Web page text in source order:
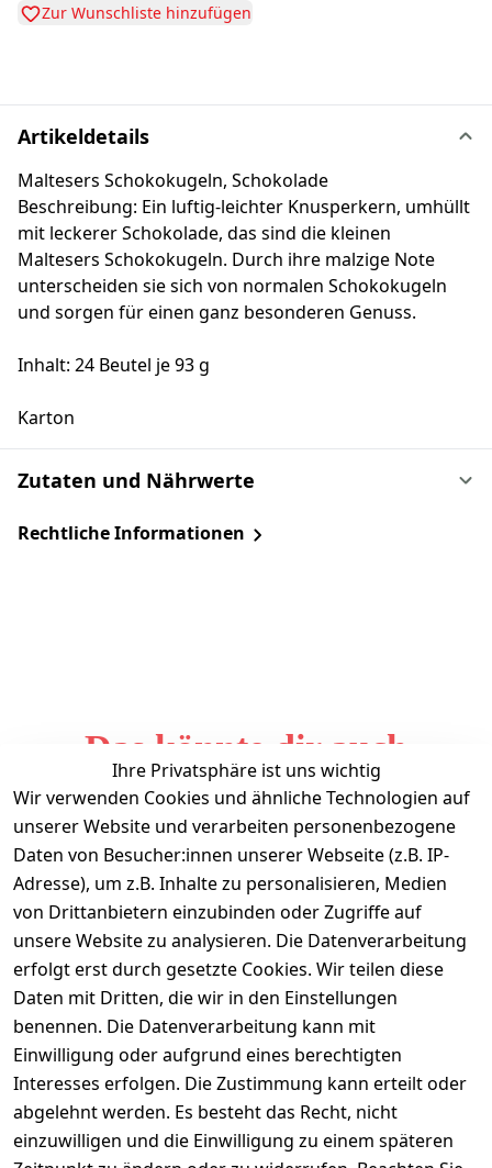
Zur Wunschliste hinzufügen
Artikeldetails
Maltesers Schokokugeln, Schokolade
Beschreibung: Ein luftig-leichter Knusperkern, umhüllt
mit leckerer Schokolade, das sind die kleinen
Maltesers Schokokugeln. Durch ihre malzige Note
unterscheiden sie sich von normalen Schokokugeln
und sorgen für einen ganz besonderen Genuss.
Inhalt: 24 Beutel je 93 g
Karton
Zutaten und Nährwerte
Rechtliche Informationen
Das könnte dir auch
gefallen
Ihre Privatsphäre ist uns wichtig
Wir verwenden Cookies und ähnliche Technologien auf
unserer Website und verarbeiten personenbezogene
Daten von Besucher:innen unserer Webseite (z.B. IP-
Adresse), um z.B. Inhalte zu personalisieren, Medien
von Drittanbietern einzubinden oder Zugriffe auf
unsere Website zu analysieren. Die Datenverarbeitung
erfolgt erst durch gesetzte Cookies. Wir teilen diese
Daten mit Dritten, die wir in den Einstellungen
benennen. Die Datenverarbeitung kann mit
Einwilligung oder aufgrund eines berechtigten
Interesses erfolgen. Die Zustimmung kann erteilt oder
abgelehnt werden. Es besteht das Recht, nicht
einzuwilligen und die Einwilligung zu einem späteren
Informationen
Mein Konto
Vertrag widerrufen